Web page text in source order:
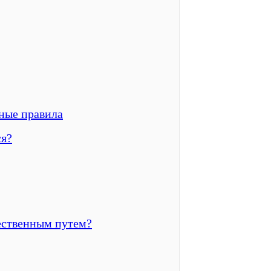
правила
путем?